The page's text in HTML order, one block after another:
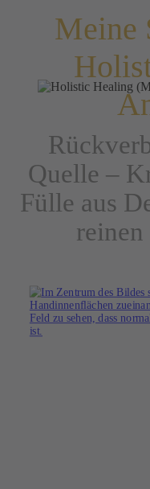
Meine
Quelle –
Fülle aus
reinen